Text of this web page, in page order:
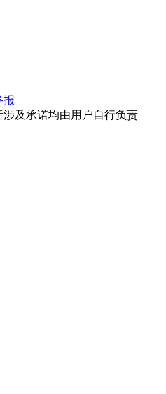
报
及承诺均由用户自行负责